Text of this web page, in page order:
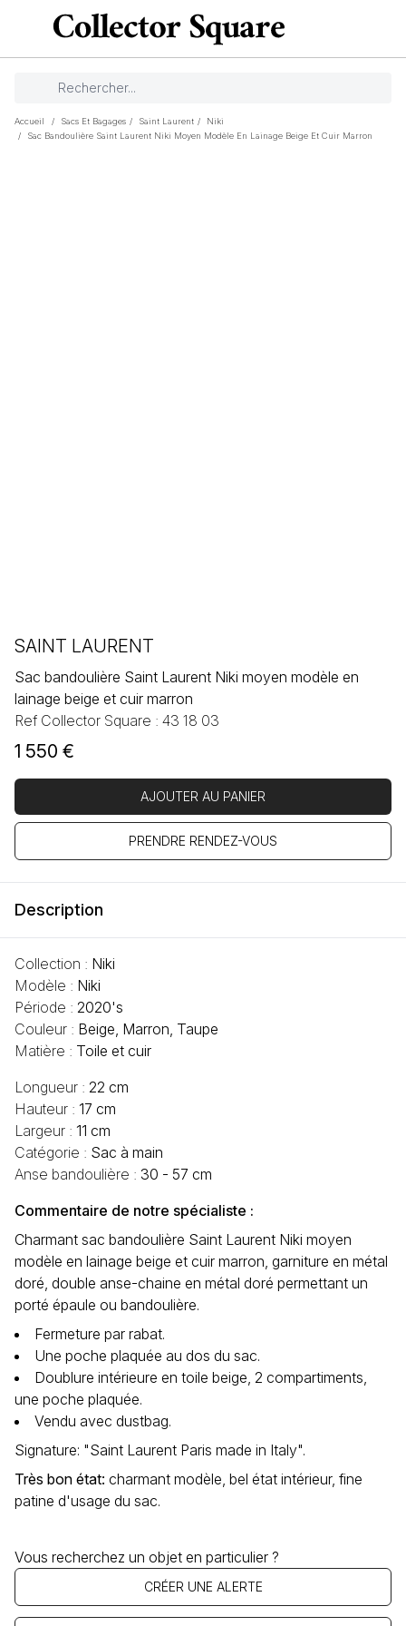
Accueil / Sacs Et Bagages / Saint Laurent /
Niki
/
Sac Bandoulière Saint Laurent Niki Moyen Modèle En Lainage Beige Et Cuir Marron
SAINT LAURENT
Sac bandoulière Saint Laurent Niki moyen modèle en
lainage beige et cuir marron
Ref Collector Square : 43 18 03
1 550 €
AJOUTER AU PANIER
PRENDRE RENDEZ-VOUS
Description
Collection : Niki
Modèle : Niki
Période : 2020's
Couleur : Beige, Marron, Taupe
Matière : Toile et cuir
Longueur : 22 cm
Hauteur : 17 cm
Largeur : 11 cm
Catégorie : Sac à main
Anse bandoulière : 30 - 57 cm
Commentaire de notre spécialiste :
Charmant sac bandoulière Saint Laurent Niki moyen
modèle en lainage beige et cuir marron, garniture en métal
doré, double anse-chaine en métal doré permettant un
porté épaule ou bandoulière.
Fermeture par rabat.
Une poche plaquée au dos du sac.
Doublure intérieure en toile beige, 2 compartiments,
une poche plaquée.
Vendu avec dustbag.
Signature: "Saint Laurent Paris made in Italy".
Très bon état: charmant modèle, bel état intérieur, fine
patine d'usage du sac.
Vous recherchez un objet en particulier ?
CRÉER UNE ALERTE